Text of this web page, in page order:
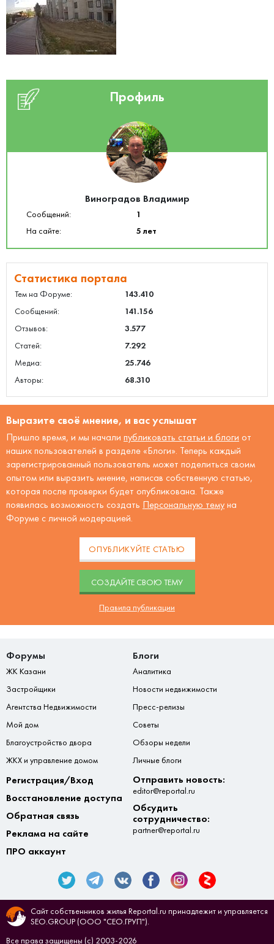
Профиль
Виноградов Владимир
Сообщений:
1
На сайте:
5 лет
Статистика портала
Тем на Форуме:
143.410
Сообщений:
141.156
Отзывов:
3.577
Статей:
7.292
Медиа:
25.746
Авторы:
68.310
Выразите своё мнение, и вас услышат
Пришло время, и мы начали публиковать статьи и блоги от
наших пользователей в разделе «Блоги». Теперь каждый
зарегистрированный пользователь может поделиться своим
опытом или выразить мнение, написав собственную статью,
которая после проверки будет опубликована. Также
появилась возможность создать Персональную тему на
Форуме с личной модерацией.
ОПУБЛИКУЙТЕ СТАТЬЮ
CОЗДАЙТЕ СВОЮ ТЕМУ
Правила публикации
Форумы
ЖК Казани
Застройщики
Агентства Недвижимости
Мой дом
Благоустройство двора
ЖКХ и управление домом
Блоги
Аналитика
Новости недвижимости
Пресс-релизы
Советы
Обзоры недели
Личные блоги
Регистрация/Вход
Восстановление доступа
Обратная связь
Реклама на сайте
ПРО аккаунт
Отправить новость:
editor@reportal.ru
Обсудить
сотрудничество:
partner@reportal.ru
Сайт собственников жилья Reportal.ru принадлежит и управляется
SEO.GROUP (ООО "СЕО.ГРУП").
Все права защищены (с) 2003-2026